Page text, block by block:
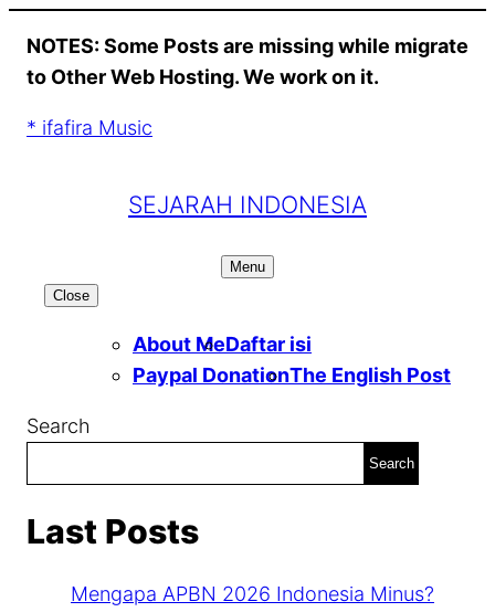
content
NOTES: Some Posts are missing while migrate
to Other Web Hosting. We work on it.
* ifafira Music
SEJARAH INDONESIA
Menu
Close
About MeDaftar isi
Paypal DonationThe English Post
Search
Search
Last Posts
Mengapa APBN 2026 Indonesia Minus?